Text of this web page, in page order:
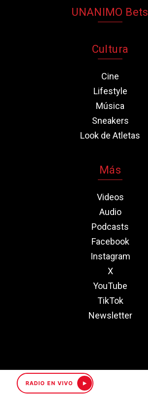
RADIO EN VIVO
UNANIMO Bets
Cultura
Cine
Lifestyle
Música
Sneakers
Look de Atletas
Más
Videos
Audio
Podcasts
Facebook
Instagram
X
YouTube
TikTok
Newsletter